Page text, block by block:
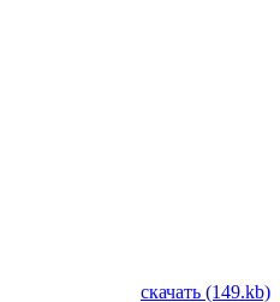
скачать (149.kb)